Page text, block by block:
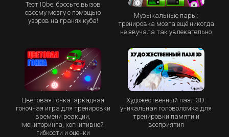
Тест IQbe: бросьте вызов
своему мозгу с помощью
узоров на гранях куба!
Музыкальные пары:
тренировка мозга ещё никогда
не звучала так увлекательно
Цветовая гонка: аркадная
гоночная игра для тренировки
времени реакции,
мониторинга, когнитивной
гибкости и оценки
Художественный пазл 3D:
уникальная головоломка для
тренировки памяти и
восприятия